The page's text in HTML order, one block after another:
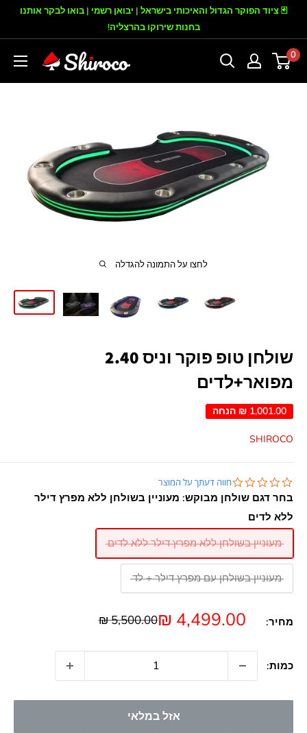
🃏 ציוד הפוקר הגדול והאיכותי בישראל | יבואן רשמי | בואו לבקר אותנו
בחנות שירוקו בהרצליה!
שירוקו 0
לחצו על התמונה להגדלה
שולחן טופ פוקר וניס 2.40
מפואר+לדים
1,001.00 ₪ הנחה
SHIROCO
0.0
star
rating
חווה דעתך על המוצר
בחר דגם שולחן מבוקש: מעוניין בשולחן ללא מפרץ דילר
ללא לדים
מעוניין בשולחן ללא מפרץ דילר ללא לדים
מעוניין בשולחן עם מפרץ דילר + לד
מחיר: מחיר
4,499.00 ₪ מחיר
5,500.00 ₪
כמות:
אזל במלאי